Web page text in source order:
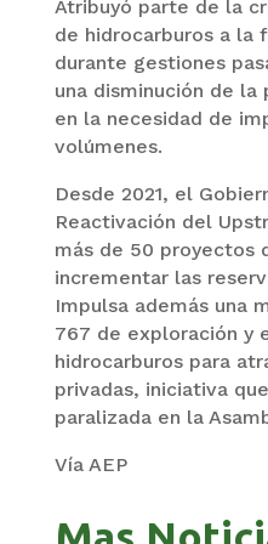
Atribuyó parte de la
de hidrocarburos a la
durante gestiones
una disminución de la
en la necesidad de
volúmenes.
Desde 2021, el
Reactivación del
más de 50 proyectos
incrementar las
Impulsa además una
767 de exploración y
hidrocarburos para
privadas, iniciativa
paralizada en la
Vía AEP